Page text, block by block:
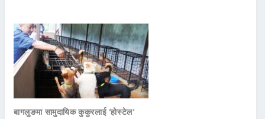
बागलुङमा सामुदायिक कुकुरलाई ‘होस्टेल’